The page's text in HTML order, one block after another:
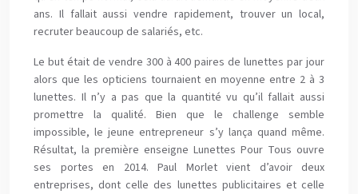
ans. Il fallait aussi vendre rapidement, trouver un local,
recruter beaucoup de salariés, etc.
Le but était de vendre 300 à 400 paires de lunettes par jour
alors que les opticiens tournaient en moyenne entre 2 à 3
lunettes. Il n’y a pas que la quantité vu qu’il fallait aussi
promettre la qualité. Bien que le challenge semble
impossible, le jeune entrepreneur s’y lança quand même.
Résultat, la première enseigne Lunettes Pour Tous ouvre
ses portes en 2014. Paul Morlet vient d’avoir deux
entreprises, dont celle des lunettes publicitaires et celle